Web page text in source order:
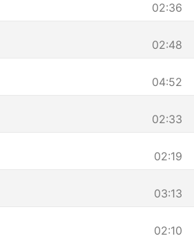
02:36
02:48
04:52
02:33
02:19
03:13
02:10